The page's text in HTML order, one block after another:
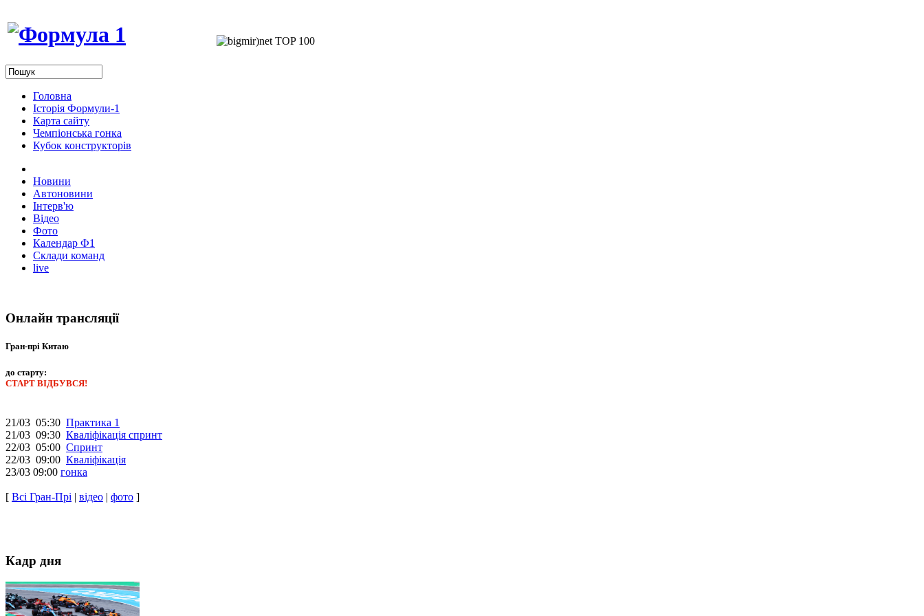
Головна
Історія Формули-1
Карта сайту
Чемпіонська гонка
Кубок конструкторів
Новини
Автоновини
Інтерв'ю
Відео
Фото
Календар Ф1
Склади команд
live
Онлайн трансляції
Гран-прі Китаю
до старту:
СТАРТ ВІДБУВСЯ!
21/03 05:30 Практика 1
21/03 09:30 Кваліфікація спринт
22/03 05:00 Спринт
22/03 09:00 Кваліфікація
23/03 09:00 гонка
[ Всі Гран-Прі | відео | фото ]
Кадр дня